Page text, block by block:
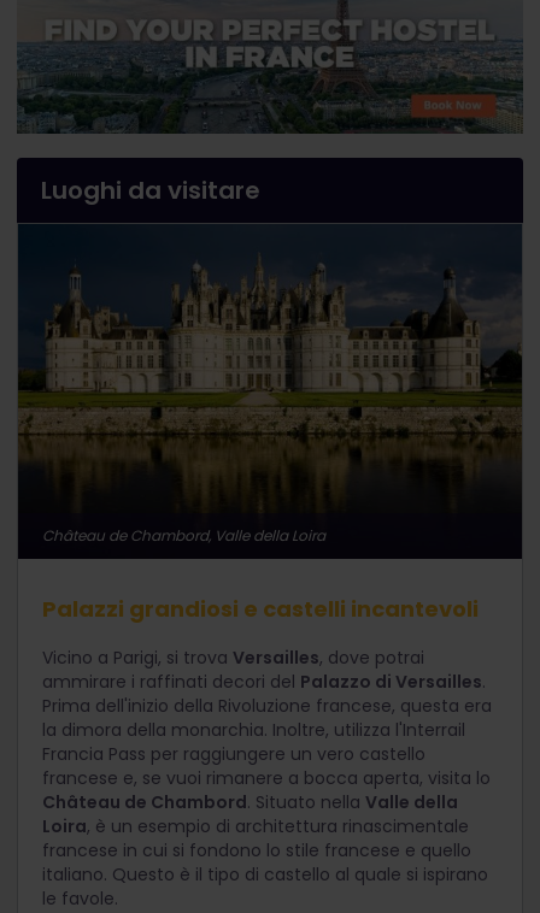
Luoghi da visitare
Château de Chambord, Valle della Loira
Palazzi grandiosi e castelli incantevoli
Vicino a Parigi, si trova Versailles, dove potrai
ammirare i raffinati decori del Palazzo di Versailles.
Prima dell'inizio della Rivoluzione francese, questa era
la dimora della monarchia. Inoltre, utilizza l'Interrail
Francia Pass per raggiungere un vero castello
francese e, se vuoi rimanere a bocca aperta, visita lo
Château de Chambord. Situato nella Valle della
Loira, è un esempio di architettura rinascimentale
francese in cui si fondono lo stile francese e quello
italiano. Questo è il tipo di castello al quale si ispirano
le favole.